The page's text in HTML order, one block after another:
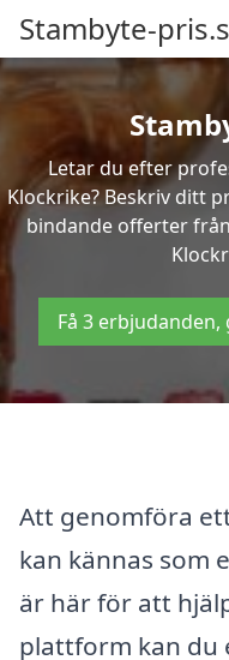
Stambyte-
Letar du efter
Klockrike? Beskriv ditt
bindande offerter
Få 3
Att genomföra
kan kännas som
är här för att
plattform kan du